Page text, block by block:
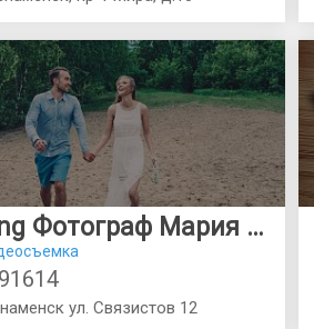
Wedding Фотограф Мария Суслова
ул. Связистов 12